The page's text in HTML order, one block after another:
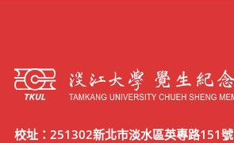
校址：251302新北市淡水區英專路151號